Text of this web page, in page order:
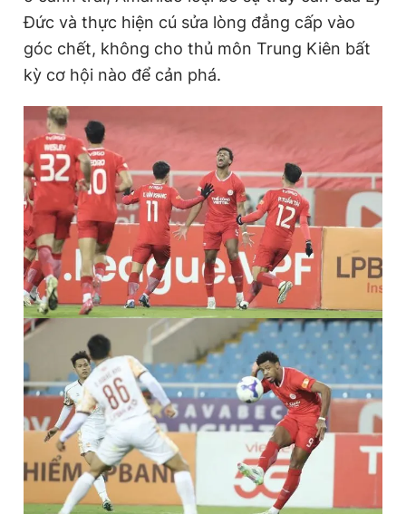
Đức và thực hiện cú sửa lòng đẳng cấp vào
góc chết, không cho thủ môn Trung Kiên bất
kỳ cơ hội nào để cản phá.